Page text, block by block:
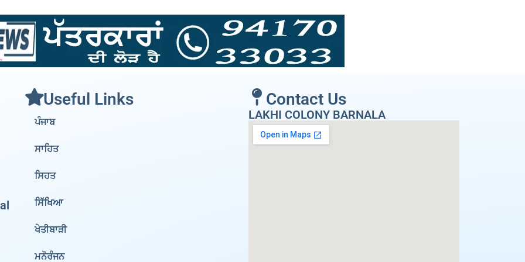
Useful Links
ਪੰਜਾਬ
ਸਾਹਿਤ
ਸਿਹਤ
ਸਿੱਖਿਆ
ਖੇਤੀਬਾੜੀ
ਮਨੋਰੰਜਨ
Contact Us
LAKHI COLONY BARNALA